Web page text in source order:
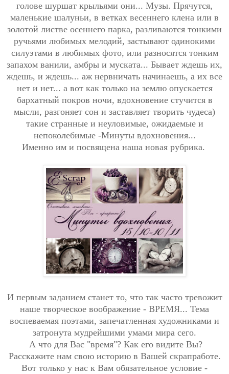
голове шуршат крыльями они... Музы. Прячутся,
маленькие шалуньи, в ветках весеннего клена или в
золотой листве осеннего парка, разливаются тонкими
ручьями любимых мелодий, застывают одинокими
силуэтами в любимых фото, или разносятся тонким
запахом ванили, амбры и муската... Бывает ждешь их,
ждешь, и ждешь... аж нервничать начинаешь, а их все
нет и нет... а вот как только на землю опускается
бархатный покров ночи, вдохновение стучится в
мысли, разгоняет сон и заставляет творить чудеса)
такие странные и неуловимые, ожидаемые и
непоколебимые -Минуты вдохновения...
Именно им и посвящена наша новая рубрика.
И первым заданием станет то, что так часто тревожит
наше творческое воображение - ВРЕМЯ... Тема
воспеваемая поэтами, запечатленная художниками и
затронута мудрейшими умами мира сего.
А что для Вас "время"? Как его видите Вы?
Расскажите нам свою историю в Вашей скрапработе.
Вот только у нас к Вам обязательное условие -